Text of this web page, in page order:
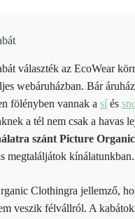
választék az EcoWear
webáruházban. Bár
fölényben vannak a sí és
a tél nem csak a havas
szánt Picture
megtaláljátok kínálatunkban.
Clothingra jellemző,
veszik félvállról. A